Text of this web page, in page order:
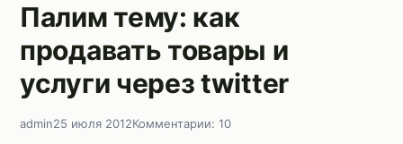
Палим тему: как
продавать товары и
услуги через twitter
admin25 июля 2012Комментарии: 10